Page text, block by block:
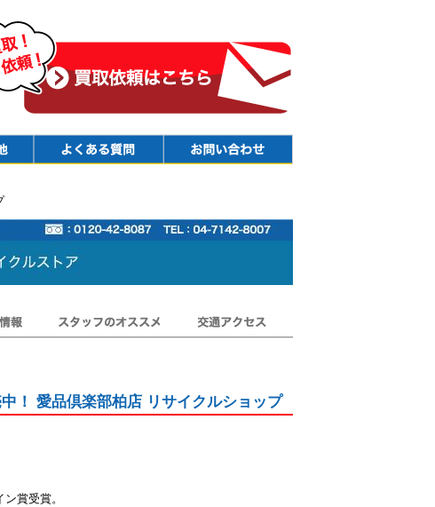
！ 愛品倶楽部柏店 リサイクルショップ
賞受賞。